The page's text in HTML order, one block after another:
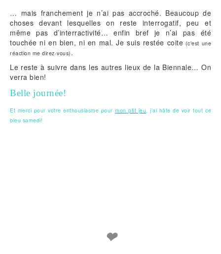
… mais franchement je n’ai pas accroché. Beaucoup de
choses devant lesquelles on reste interrogatif, peu et
même pas d’interractivité… enfin bref je n’ai pas été
touchée ni en bien, ni en mal. Je suis restée coite (c’est une
réaction me direz-vous) .
Le reste à suivre dans les autres lieux de la Biennale… On
verra bien!
Belle journée!
Et merci pour votre enthousiasme pourmon ptit jeu , j’ai hâte de voir tout ce
bleu samedi!
❤